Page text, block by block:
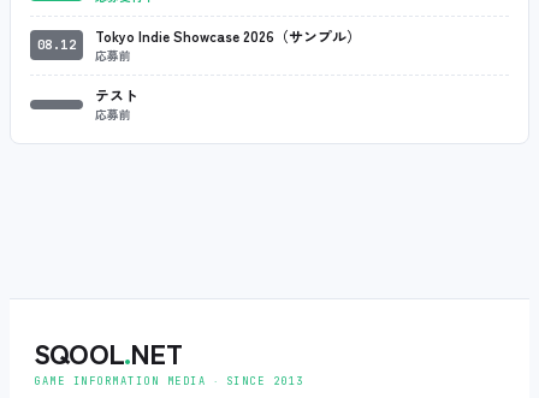
08.12 Tokyo Indie Showcase 2026（サンプル）
応募前
テスト
応募前
SQOOL.NET
GAME INFORMATION MEDIA ‧ SINCE 2013